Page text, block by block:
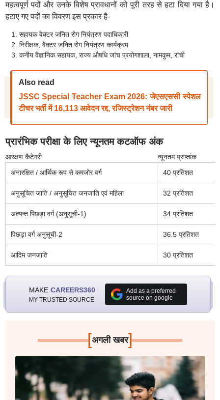
महत्वपूर्ण पदों और उनके विशेष प्रावधानों को पूरी तरह से हटा दिया गया है।
हटाए गए पदों का विवरण इस प्रकार है-
सहायक वैक्टर जनित रोग नियंत्रण पदाधिकारी
निरीक्षक, वैक्टर जनित रोग नियंत्रण कार्यक्रम
कनीय वैज्ञानिक सहायक, राज्य औषधि जांच प्रयोगशाला, नामकुम, रांची
Also read
JSSC Special Teacher Exam 2026: जेएसएससी स्पेशल
टीचर भर्ती में 16,113 आवेदन रद्द, रजिस्ट्रेशन नंबर जारी
प्रारंभिक परीक्षा के लिए न्यूनतम कटऑफ अंक
आरक्षण कैटेगरी
न्यूनतम प्राप्तांक
अनारक्षित / आर्थिक रूप से कमजोर वर्ग
40 प्रतिशत
अनुसूचित जाति / अनुसूचित जनजाति एवं महिला 32 प्रतिशत
अत्यन्त पिछड़ा वर्ग (अनुसूची-1) 34 प्रतिशत
पिछड़ा वर्ग अनुसूची-2 36.5 प्रतिशत
आदिम जनजाति 30 प्रतिशत
MAKE CAREERS360
MY TRUSTED SOURCE
Add as a preferred
source on google
[अगली खबर]